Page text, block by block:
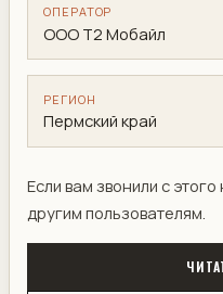
ОПЕРАТОР
ООО Т2 Мобайл
РЕГИОН
Пермский край
Если вам звонили с
другим пользователям.